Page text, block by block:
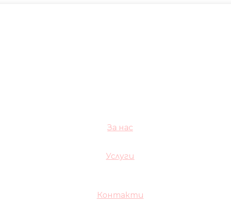
За нас
Услуги
Контакти